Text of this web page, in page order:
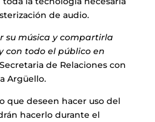
de audio.
su música y compartirla
con todo el público en
de Relaciones con
Argüello.
que deseen hacer uso del
hacerlo durante el